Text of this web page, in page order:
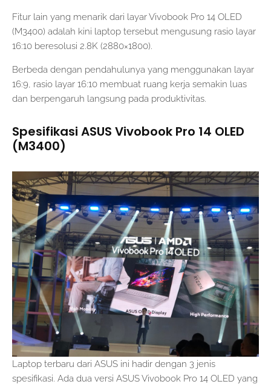
Fitur lain yang menarik dari layar Vivobook Pro 14 OLED
(M3400) adalah kini laptop tersebut mengusung rasio layar
16:10 beresolusi 2.8K (2880×1800).
Berbeda dengan pendahulunya yang menggunakan layar
16:9, rasio layar 16:10 membuat ruang kerja semakin luas
dan berpengaruh langsung pada produktivitas.
Spesifikasi ASUS Vivobook Pro 14 OLED
(M3400)
Laptop terbaru dari ASUS ini hadir dengan 3 jenis
spesifikasi. Ada dua versi ASUS Vivobook Pro 14 OLED yang